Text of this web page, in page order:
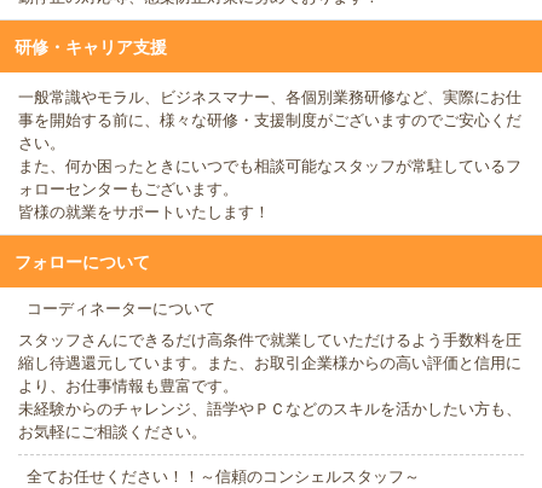
研修・キャリア支援
一般常識やモラル、ビジネスマナー、各個別業務研修など、実際にお仕
事を開始する前に、様々な研修・支援制度がございますのでご安心くだ
さい。
また、何か困ったときにいつでも相談可能なスタッフが常駐しているフ
ォローセンターもございます。
皆様の就業をサポートいたします！
フォローについて
コーディネーターについて
スタッフさんにできるだけ高条件で就業していただけるよう手数料を圧
縮し待遇還元しています。また、お取引企業様からの高い評価と信用に
より、お仕事情報も豊富です。
未経験からのチャレンジ、語学やＰＣなどのスキルを活かしたい方も、
お気軽にご相談ください。
全てお任せください！！～信頼のコンシェルスタッフ～